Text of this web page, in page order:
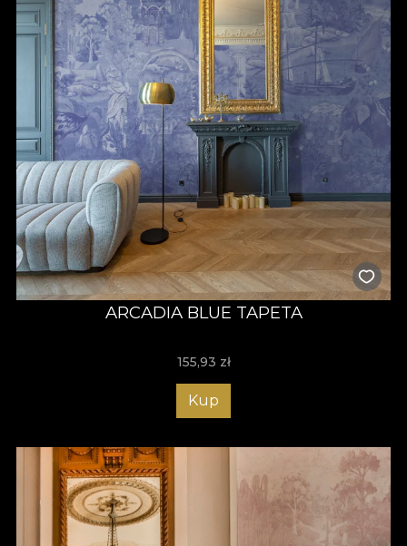
ARCADIA BLUE TAPETA
155,93 zł
Kup